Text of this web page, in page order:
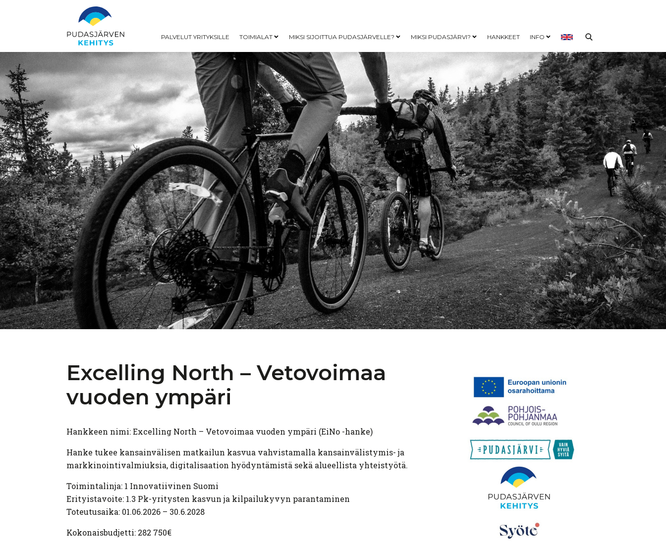
PALVELUT YRITYKSILLE TOIMIALAT
Open child menu
MIKSI SIJOITTUA PUDASJÄRVELLE?
Open child menu
MIKSI PUDASJÄRVI?
Open child menu
HANKKEET INFO
Open child menu
Excelling North – Vetovoimaa
vuoden ympäri
Hankkeen nimi: Excelling North – Vetovoimaa vuoden ympäri (EiNo -hanke)
Hanke tukee kansainvälisen matkailun kasvua vahvistamalla kansainvälistymis- ja
markkinointivalmiuksia, digitalisaation hyödyntämistä sekä alueellista yhteistyötä.
Toimintalinja: 1 Innovatiivinen Suomi
Erityistavoite: 1.3 Pk-yritysten kasvun ja kilpailukyvyn parantaminen
Toteutusaika: 01.06.2026 – 30.6.2028
Kokonaisbudjetti: 282 750€